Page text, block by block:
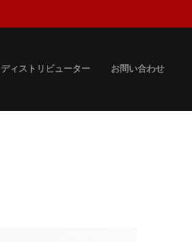
ディストリビューター お問い合わせ